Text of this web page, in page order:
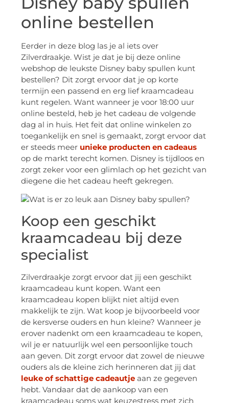
online bestellen
Eerder in deze blog las je al iets over
Zilverdraakje. Wist je dat je bij deze online
webshop de leukste Disney baby spullen kunt
bestellen? Dit zorgt ervoor dat je op korte
termijn een passend en erg lief kraamcadeau
kunt regelen. Want wanneer je voor 18:00 uur
online besteld, heb je het cadeau de volgende
dag al in huis. Het feit dat online winkelen zo
toegankelijk en snel is gemaakt, zorgt ervoor dat
er steeds meer unieke producten en cadeaus
op de markt terecht komen. Disney is tijdloos en
zorgt zeker voor een glimlach op het gezicht van
diegene die het cadeau heeft gekregen.
Koop een geschikt
kraamcadeau bij deze
specialist
Zilverdraakje zorgt ervoor dat jij een geschikt
kraamcadeau kunt kopen. Want een
kraamcadeau kopen blijkt niet altijd even
makkelijk te zijn. Wat koop je bijvoorbeeld voor
de kersverse ouders en hun kleine? Wanneer je
erover nadenkt om een kraamcadeau te kopen,
wil je er natuurlijk wel een persoonlijke touch
aan geven. Dit zorgt ervoor dat zowel de nieuwe
ouders als de kleine zich herinneren dat jij dat
leuke of schattige cadeautje aan ze gegeven
hebt. Vandaar dat de aankoop van een
kraamcadeau soms wat keuzestress met zich